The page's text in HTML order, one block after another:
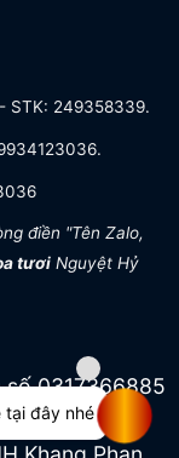
STK: 249358339.
điền "Tên Zalo,
tươi Nguyệt Hỷ
số 0317366885
04/07/2022
tại đây nhé